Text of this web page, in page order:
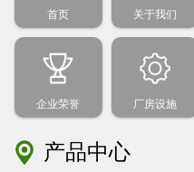
首页 关于我们
企业荣誉 厂房设施
产品中心